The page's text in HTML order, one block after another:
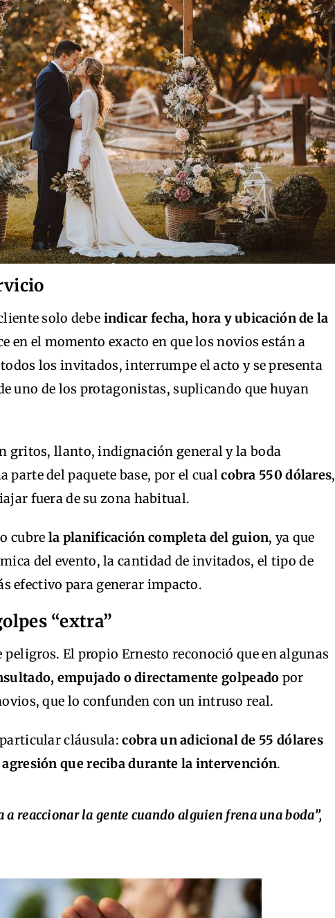
solo debe indicar fecha, hora y ubicación de la
en el momento exacto en que los novios están a
los invitados, interrumpe el acto y se presenta
uno de los protagonistas, suplicando que huyan
gritos, llanto, indignación general y la boda
parte del paquete base, por el cualcobra 550 dólares,
fuera de su zona habitual.
cubre la planificación completa del guion, ya que
del evento, la cantidad de invitados, el tipo de
efectivo para generar impacto.
“extra”
peligros. El propio Ernesto reconoció que en algunas
empujado o directamente golpeado por
que lo confunden con un intruso real.
cláusula:cobra un adicional de 55 dólares
agresión que reciba durante la intervención.
a reaccionar la gente cuando alguien frena una boda”,